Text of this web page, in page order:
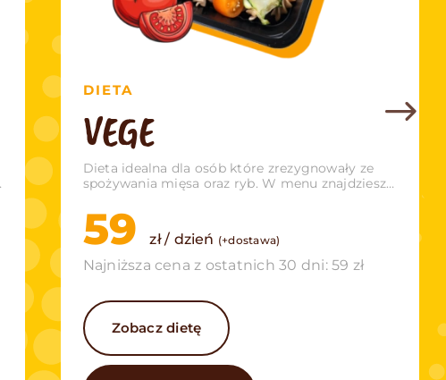
DIETA
VEGE
Dieta idealna dla osób które zrezygnowały ze
spożywania mięsa oraz ryb. W menu znajdziesz
nabiałowe i zbożowe oraz nasiona.
59zł / dzień (+dostawa)
Najniższa cena z ostatnich 30 dni: 59 zł
Zobacz dietę